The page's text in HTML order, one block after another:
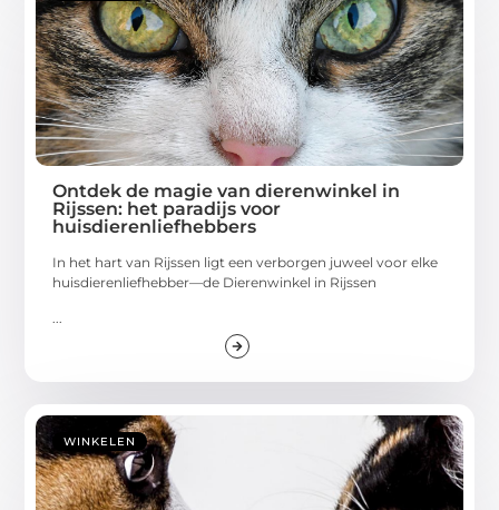
Ontdek de magie van dierenwinkel in
Rijssen: het paradijs voor
huisdierenliefhebbers
In het hart van Rijssen ligt een verborgen juweel voor elke
huisdierenliefhebber—de Dierenwinkel in Rijssen
...
WINKELEN